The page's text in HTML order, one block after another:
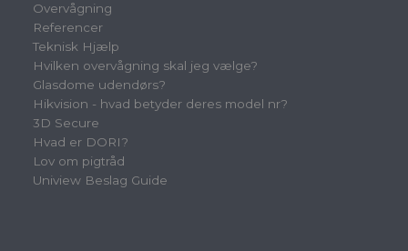
Overvågning
Referencer
Teknisk Hjælp
Hvilken overvågning skal jeg vælge?
Glasdome udendørs?
Hikvision - hvad betyder deres model nr?
3D Secure
Hvad er DORI?
Lov om pigtråd
Uniview Beslag Guide